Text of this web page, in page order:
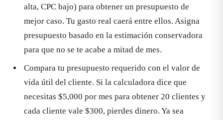
alta, CPC bajo) para obtener un presupuesto de
mejor caso. Tu gasto real caerá entre ellos. Asigna
presupuesto basado en la estimación conservadora
para que no se te acabe a mitad de mes.
Compara tu presupuesto requerido con el valor de
vida útil del cliente. Si la calculadora dice que
necesitas $5,000 por mes para obtener 20 clientes y
cada cliente vale $300, pierdes dinero. Ya sea